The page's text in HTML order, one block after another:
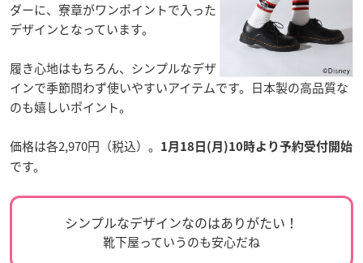
ダーに、寮章がワンポイントで入った
デザインとなっています。
履き心地はもちろん、シンプルなデザ
インで季節問わず使いやすいアイテムです。日本製の高品質な
のも嬉しいポイント。
価格は各2,970円（税込）。 1月18日(月)10時より予約受付開始
です。
シンプルなデザインなのはありがたい！
靴下屋っていうのも安心だね